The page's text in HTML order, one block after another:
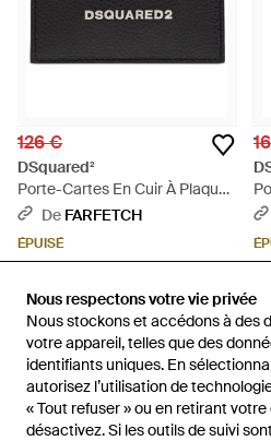
Nous respectons votre vie privée
Nous stockons et accédons à des
votre appareil, telles que des
identifiants uniques. En
autorisez l’utilisation de
« Tout refuser » ou en retirant
désactivez. Si les outils de suivi
Nous respectons votre vie privée
Nous stockons et accédons à des
votre appareil, telles que des
identifiants uniques. En
autorisez l’utilisation de
« Tout refuser » ou en retirant
désactivez. Si les outils de suivi
126 €
DSquared²
Porte-Cartes En Cuir À Plaque
Logo - Noir
De FARFETCH
ÉPUISÉ
-